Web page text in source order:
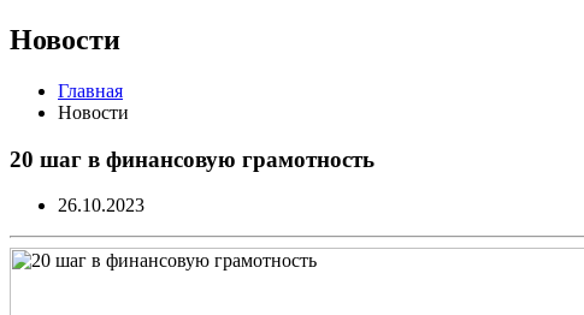
Новости
Главная
Новости
20 шаг в финансовую грамотность
26.10.2023